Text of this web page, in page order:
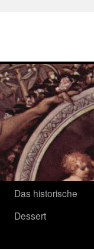
Das historische
Dessert